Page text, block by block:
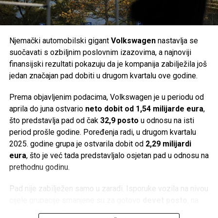
godina gotovo učetverostručeni, ali je širenje finansirano
velikim zaduživanjem i milijunskim investicijama,
Problemi su postali vidljivi već 2022. godine. Kompanija je
postala previše zavisna od Applea, dok su inflacija,
usporavanje svjetske ekonomije, slabija potražnja za
poremećaji u lancima snabdijevanja dodatno pogoršali
poslovanje.
Istovremeno, Vartine baterije za električna vozila nisu
ostvarile očekivani tržišni uspjeh. Njihov jedini poznati
kupac bio jePorsche, a proizvod je ostao ograničen na
manji segment hibridnih automobila.
Ima li Varta budućnost?
zdravstvo, posebno nakon obilnih kiša, kada postoji veća
mogućnost privremenog mikrobiološkog onečišćenja mora.
Share Post
Share
Tweet Share
Mail
Njemački automobilski gigant Volkswagennastavlja se
suočavati s ozbiljnim poslovnim izazovima, a najnoviji
finansijski rezultati pokazuju da je kompanija zabilježila još
jedan značajan pad dobiti u drugom kvartalu ove godine.
Prema objavljenim podacima, Volkswagen je u periodu od
aprila do juna ostvario neto dobit od 1,54 milijarde eura,
što predstavlja pad od čak 32,9 posto u odnosu na isti
period prošle godine. Poređenja radi, u drugom kvartalu
2025. godine grupa je ostvarila dobit od 2,29 milijardi
eura, što je već tada predstavljalo osjetan pad u odnosu na
prethodnu godinu.
Pad nije zabilježen samo u zaradi. Isporuke vozila na nivou
2,08 miliona automobila, dok je najveći udarac došao s